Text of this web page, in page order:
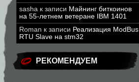
sasha к записи Майнинг биткоинов
на 55-летнем ветеране IBM 1401
Roman к записи Реализация ModBus
RTU Slave на stm32
РЕКОМЕНДУЕМ